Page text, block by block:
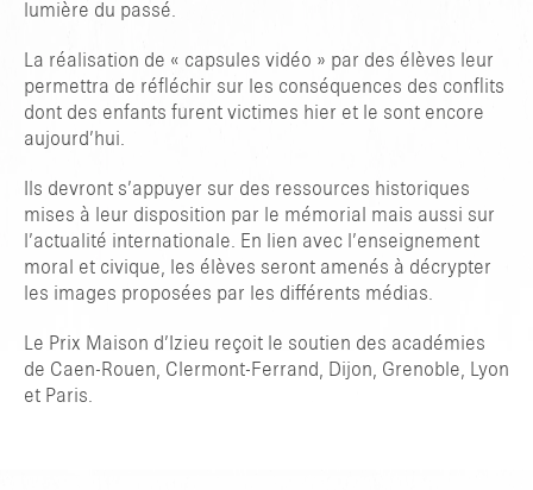
GEBEN SIE ZUM SUCHEN ENTER ODER ZUM SCHLIESSEN ESC E
lumière du passé.
La réalisation de « capsules vidéo » par des élèves leur
permettra de réfléchir sur les conséquences des conflits
dont des enfants furent victimes hier et le sont encore
aujourd’hui.
Ils devront s’appuyer sur des ressources historiques
mises à leur disposition par le mémorial mais aussi sur
l’actualité internationale. En lien avec l’enseignement
moral et civique, les élèves seront amenés à décrypter
les images proposées par les différents médias.
Le Prix Maison d’Izieu reçoit le soutien des académies
de Caen-Rouen, Clermont-Ferrand, Dijon, Grenoble, Lyon
et Paris.